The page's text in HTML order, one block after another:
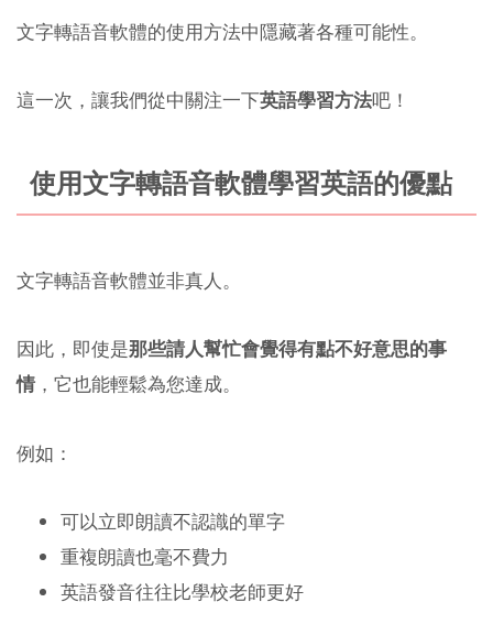
文字轉語音軟體的使用方法中隱藏著各種可能性。
這一次，讓我們從中關注一下英語學習方法吧！
使用文字轉語音軟體學習英語的優點
文字轉語音軟體並非真人。
因此，即使是那些請人幫忙會覺得有點不好意思的事
情 ，它也能輕鬆為您達成。
例如：
可以立即朗讀不認識的單字
重複朗讀也毫不費力
英語發音往往比學校老師更好